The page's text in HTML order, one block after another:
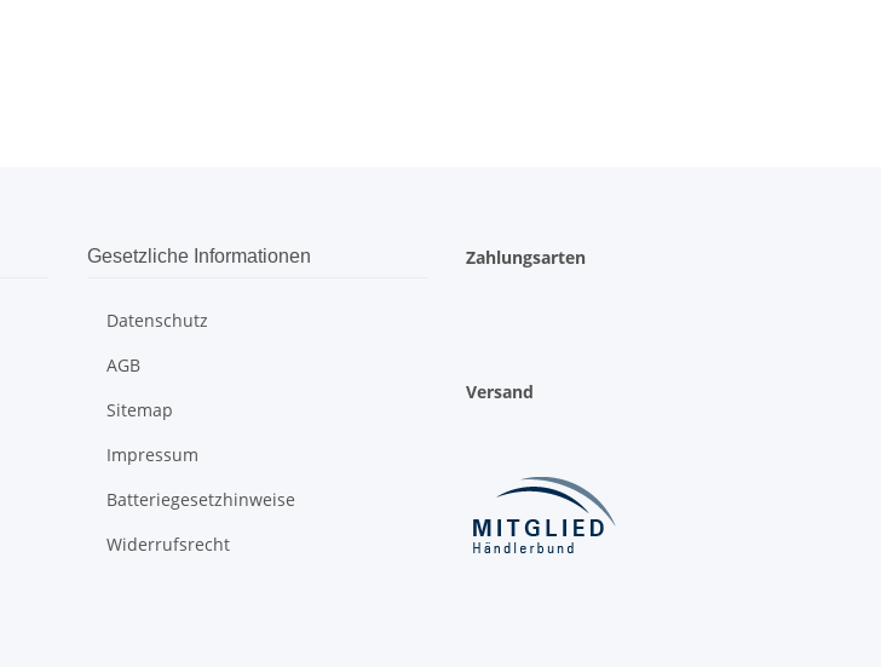
Gesetzliche Informationen
Datenschutz
AGB
Sitemap
Impressum
Batteriegesetzhinweise
Widerrufsrecht
Zahlungsarten
Versand